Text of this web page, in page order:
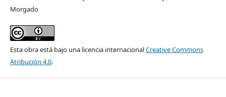
Morgado
Esta obra está bajo una licencia internacionalCreative Commons
Atribución 4.0.